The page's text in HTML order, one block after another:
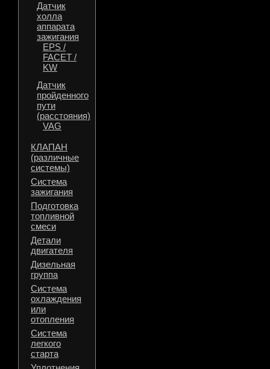
Датчик
холла
аппарата
зажигания
EPS /
FACET /
KW
Датчик
пройденного
пути
(расстояния)
VAG
КЛАПАН
(различные
системы)
Система
зажигания
Подготовка
топливной
смеси
Детали
двигателя
Дизельная
группа
Система
охлаждения
или
отопления
Система
легкого
старта